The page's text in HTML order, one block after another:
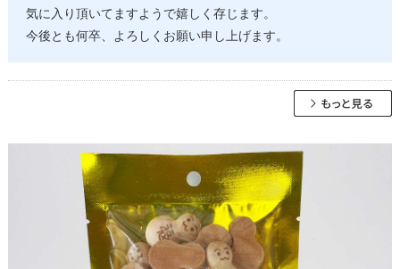
気に入り頂いてますようで嬉しく存じます。
今後とも何卒、よろしくお願い申し上げます。